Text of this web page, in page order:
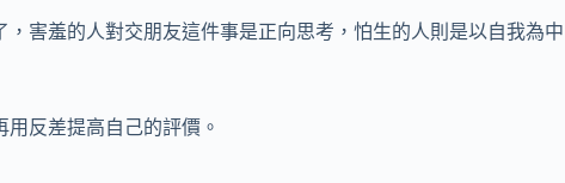
害羞的人對交朋友這件事是正向思考，怕生的人則是以自我為中
反差提高自己的評價。